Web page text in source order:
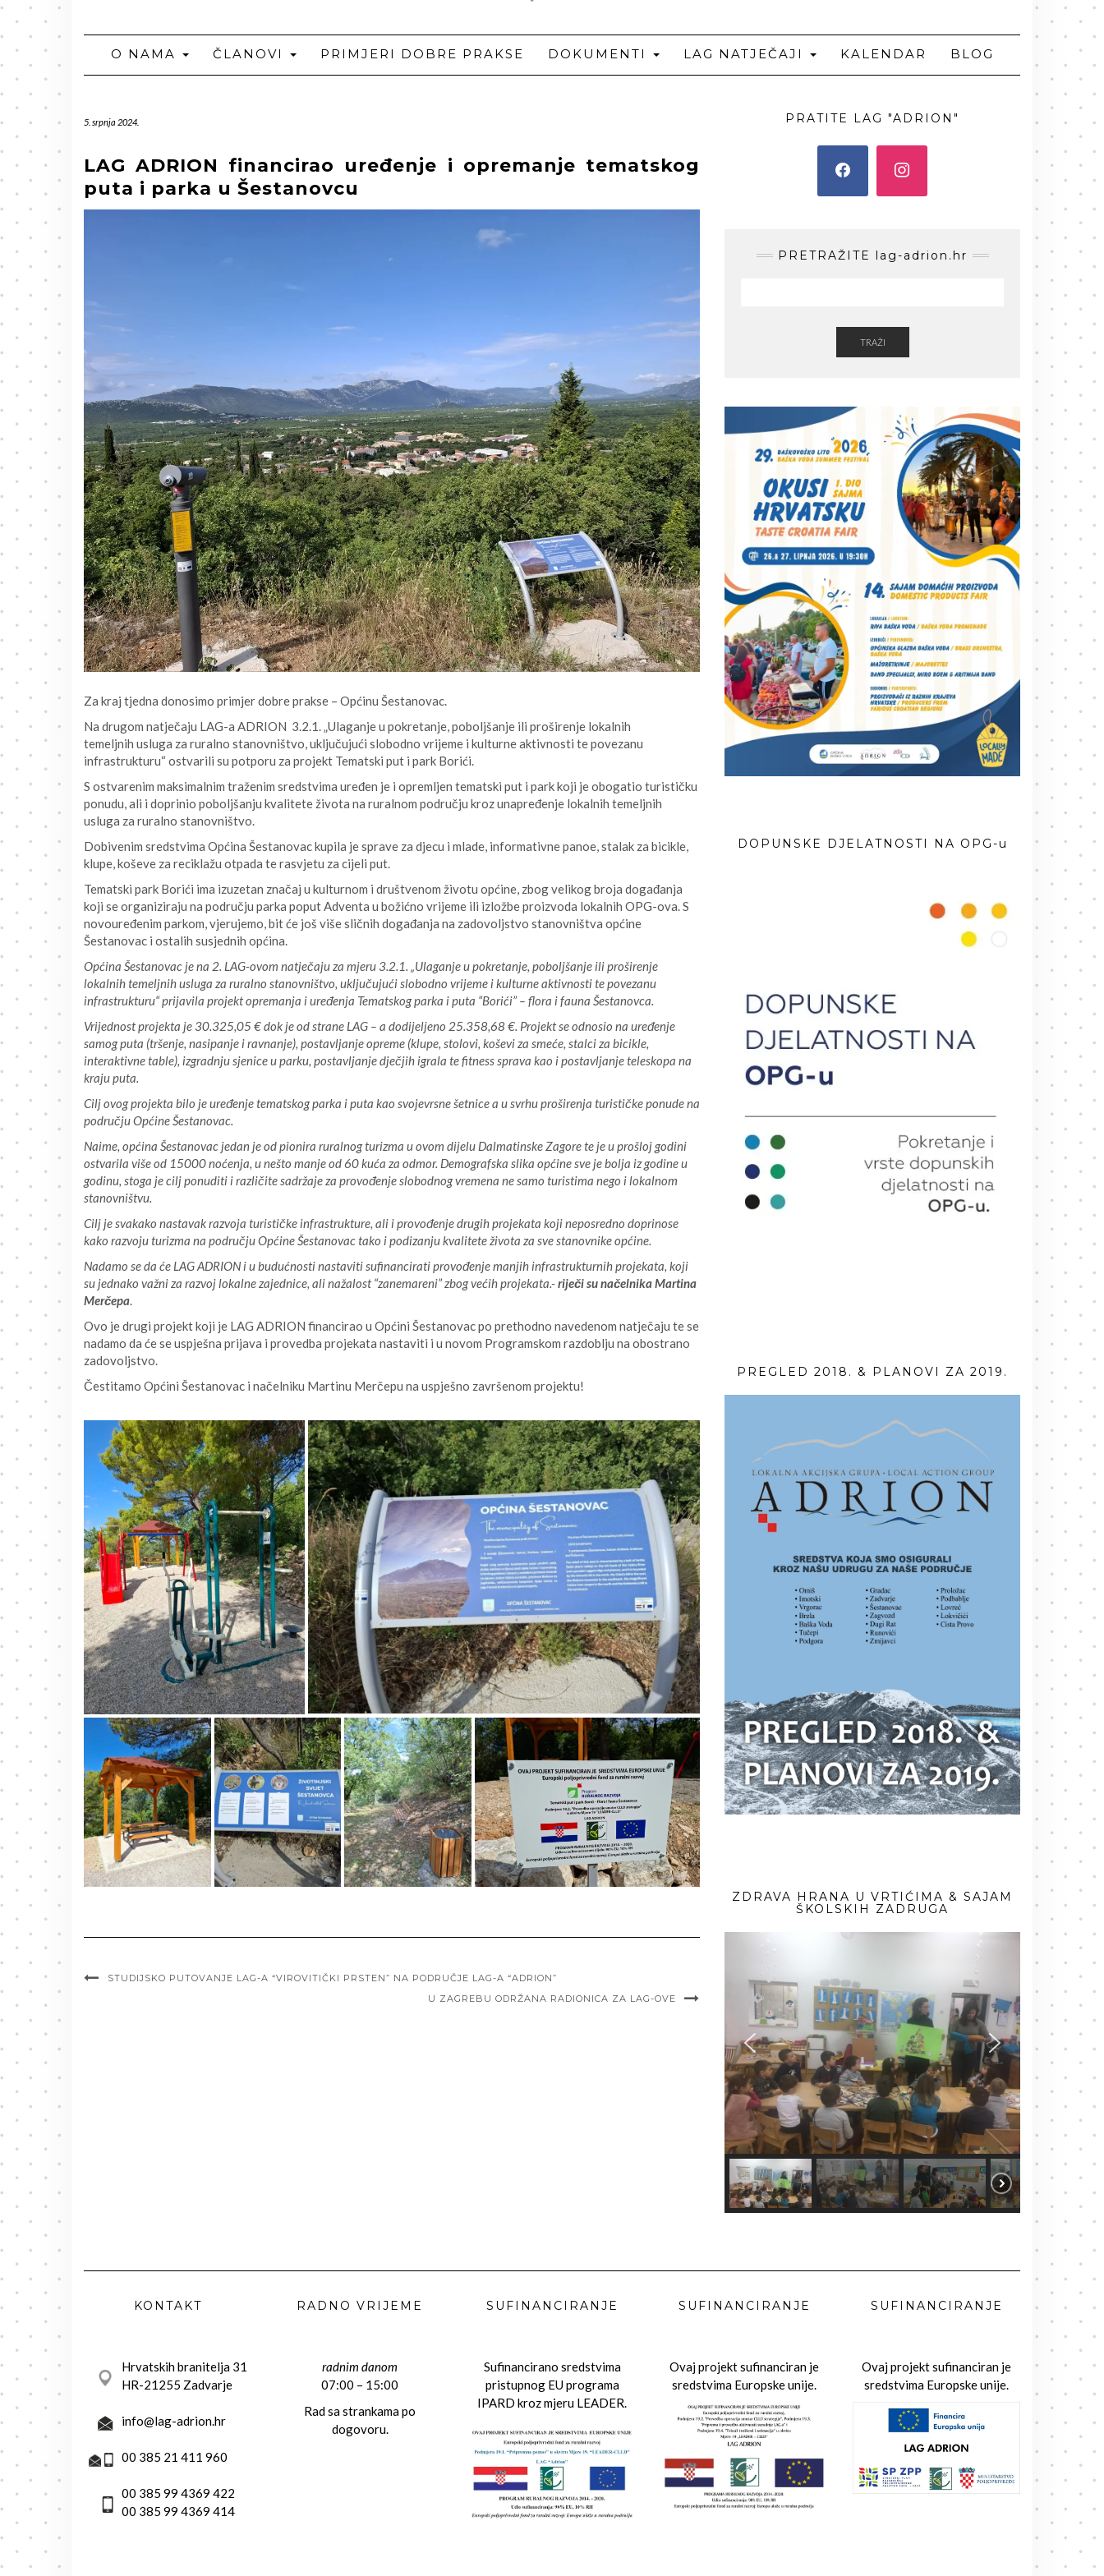
O NAMA ČLANOVI PRIMJERI DOBRE PRAKSE DOKUMENTI LAG NATJEČAJI KALENDAR BLOG
5. srpnja 2024.
LAG ADRION financirao uređenje i opremanje tematskog
puta i parka u Šestanovcu
Za kraj tjedna donosimo primjer dobre prakse – Općinu Šestanovac.
Na drugom natječaju LAG-a ADRION 3.2.1. „Ulaganje u pokretanje, poboljšanje ili proširenje lokalnih
temeljnih usluga za ruralno stanovništvo, uključujući slobodno vrijeme i kulturne aktivnosti te povezanu
infrastrukturu“ ostvarili su potporu za projekt Tematski put i park Borići.
S ostvarenim maksimalnim traženim sredstvima uređen je i opremljen tematski put i park koji je obogatio turističku
ponudu, ali i doprinio poboljšanju kvalitete života na ruralnom području kroz unapređenje lokalnih temeljnih
usluga za ruralno stanovništvo.
Dobivenim sredstvima Općina Šestanovac kupila je sprave za djecu i mlade, informativne panoe, stalak za bicikle,
klupe, koševe za reciklažu otpada te rasvjetu za cijeli put.
Tematski park Borići ima izuzetan značaj u kulturnom i društvenom životu općine, zbog velikog broja događanja
koji se organiziraju na području parka poput Adventa u božićno vrijeme ili izložbe proizvoda lokalnih OPG-ova. S
novouređenim parkom, vjerujemo, bit će još više sličnih događanja na zadovoljstvo stanovništva općine
Šestanovac i ostalih susjednih općina.
Općina Šestanovac je na 2. LAG-ovom natječaju za mjeru 3.2.1. „Ulaganje u pokretanje, poboljšanje ili proširenje
lokalnih temeljnih usluga za ruralno stanovništvo, uključujući slobodno vrijeme i kulturne aktivnosti te povezanu
infrastrukturu“ prijavila projekt opremanja i uređenja Tematskog parka i puta “Borići” – flora i fauna Šestanovca.
Vrijednost projekta je 30.325,05 € dok je od strane LAG – a dodijeljeno 25.358,68 €. Projekt se odnosio na uređenje
samog puta (tršenje, nasipanje i ravnanje), postavljanje opreme (klupe, stolovi, koševi za smeće, stalci za bicikle,
interaktivne table), izgradnju sjenice u parku, postavljanje dječjih igrala te fitness sprava kao i postavljanje teleskopa na
kraju puta.
Cilj ovog projekta bilo je uređenje tematskog parka i puta kao svojevrsne šetnice a u svrhu proširenja turističke ponude na
području Općine Šestanovac.
Naime, općina Šestanovac jedan je od pionira ruralnog turizma u ovom dijelu Dalmatinske Zagore te je u prošloj godini
ostvarila više od 15000 noćenja, u nešto manje od 60 kuća za odmor. Demografska slika općine sve je bolja iz godine u
godinu, stoga je cilj ponuditi i različite sadržaje za provođenje slobodnog vremena ne samo turistima nego i lokalnom
stanovništvu.
Cilj je svakako nastavak razvoja turističke infrastrukture, ali i provođenje drugih projekata koji neposredno doprinose
kako razvoju turizma na području Općine Šestanovac tako i podizanju kvalitete života za sve stanovnike općine.
Nadamo se da će LAG ADRION i u budućnosti nastaviti sufinancirati provođenje manjih infrastrukturnih projekata, koji
su jednako važni za razvoj lokalne zajednice, ali nažalost “zanemareni” zbog većih projekata.-riječi su načelnika Martina
Merčepa
Ovo je drugi projekt koji je LAG ADRION financirao u Općini Šestanovac po prethodno navedenom natječaju te se
nadamo da će se uspješna prijava i provedba projekata nastaviti i u novom Programskom razdoblju na obostrano
zadovoljstvo.
Čestitamo Općini Šestanovac i načelniku Martinu Merčepu na uspješno završenom projektu!
STUDIJSKO PUTOVANJE LAG-A “VIROVITIČKI PRSTEN” NA PODRUČJE LAG-A “ADRION”
U ZAGREBU ODRŽANA RADIONICA ZA LAG-OVE
PRATITE LAG "ADRION"
PRETRAŽITE lag-adrion.hr
TRAŽI
DOPUNSKE DJELATNOSTI NA OPG-u
PREGLED 2018. & PLANOVI ZA 2019.
ZDRAVA HRANA U VRTIĆIMA & SAJAM
ŠKOLSKIH ZADRUGA
KONTAKT
Hrvatskih branitelja 31
HR-21255 Zadvarje
info@lag-adrion.hr
00 385 21 411 960
00 385 99 4369 422
00 385 99 4369 414
RADNO VRIJEME
radnim danom
07:00 – 15:00
Rad sa strankama po
dogovoru.
SUFINANCIRANJE
Sufinancirano sredstvima
pristupnog EU programa
IPARD kroz mjeru LEADER.
SUFINANCIRANJE
Ovaj projekt sufinanciran je
sredstvima Europske unije.
SUFINANCIRANJE
Ovaj projekt sufinanciran je
sredstvima Europske unije.